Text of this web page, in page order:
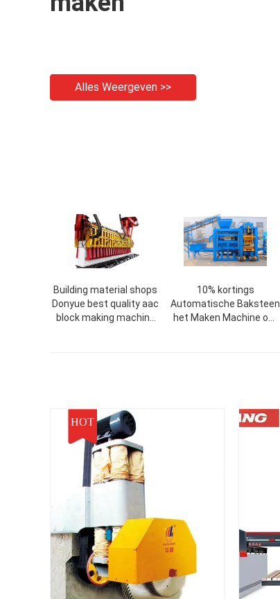
Alles Weergeven >>
Building material shops
Donyue best quality aac
block making machine
10% kortings
Automatische Baksteen
het Maken Machine om
HOT